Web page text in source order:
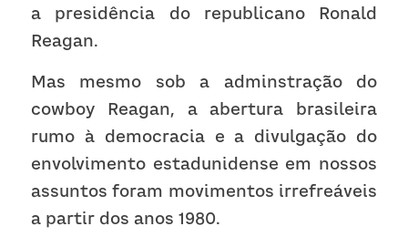
a presidência do republicano Ronald
Reagan.
Mas mesmo sob a adminstração do
cowboy Reagan, a abertura brasileira
rumo à democracia e a divulgação do
envolvimento estadunidense em nossos
assuntos foram movimentos irrefreáveis
a partir dos anos 1980.